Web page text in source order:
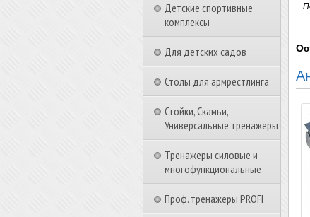
Детские спортивные
комплексы
Для детских садов
Столы для армрестлинга
Стойки, Скамьи,
Универсальные тренажеры
Тренажеры силовые и
многофункциональные
Проф. тренажеры PROFI